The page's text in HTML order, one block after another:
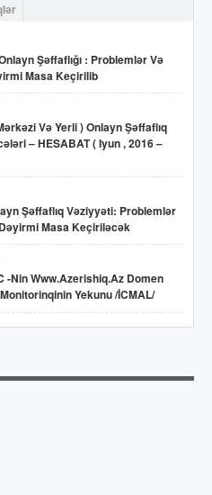
Şəffaflığı : Problemlər Və
Masa Keçirilib
Və Yerli ) Onlayn Şəffaflıq
– HESABAT ( Iyun , 2016 –
Şəffaflıq Vəziyyəti: Problemlər
Masa Keçiriləcək
-nin Www.azerishiq.az Domen
Yekunu /İCMAL/